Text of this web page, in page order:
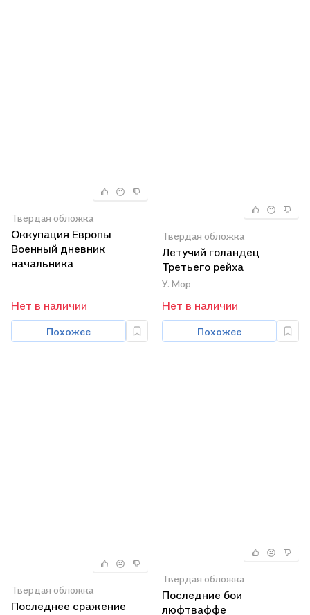
Твердая обложка
Оккупация Европы
Военный дневник
начальника
Нет в наличии
Похожее
Твердая обложка
Летучий голандец
Третьего рейха
У. Мор
Нет в наличии
Похожее
Твердая обложка
Последнее сражение
Твердая обложка
Последние бои
люфтваффе